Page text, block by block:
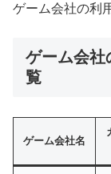
ゲーム会社の利
ゲーム会社
覧
ゲーム会社名